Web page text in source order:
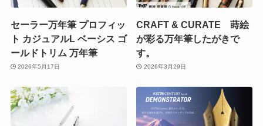
セーラー万年筆 プロフィッ
ト カジュアルL ベーシス ゴ
ールドトリム 万年筆
2026年5月17日
CRAFT & CURATE 蒔絵
が彩る万年筆したがきで
す。
2026年3月29日